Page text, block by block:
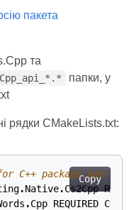
пакета
та
папки, у
рядки CMakeLists.txt:
Copy
C++ package and it
.Native.Cs2Cpp
.Cpp REQUIRED